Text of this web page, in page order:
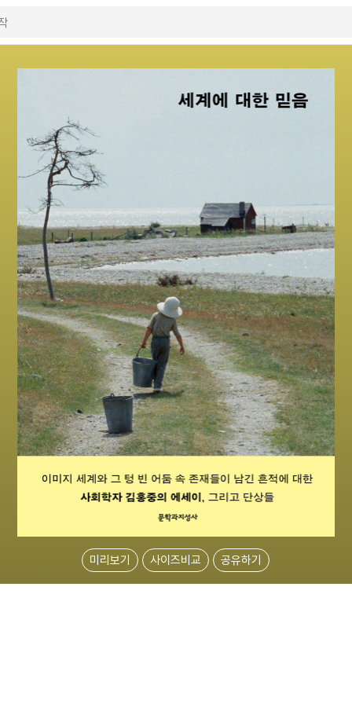
미리보기 사이즈비교 공유하기